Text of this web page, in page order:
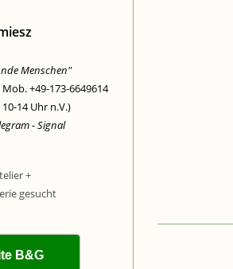
Menschen"
+49-173-6649614
14 Uhr n.V.)
- Signal
B&G